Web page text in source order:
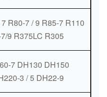
/
6
7861-92-2 310
7 7861-93-2 310
R80-7 / 9 R85-7 R110
9 R375LC R305
7 DH130 DH150
3 / 5 DH22-9